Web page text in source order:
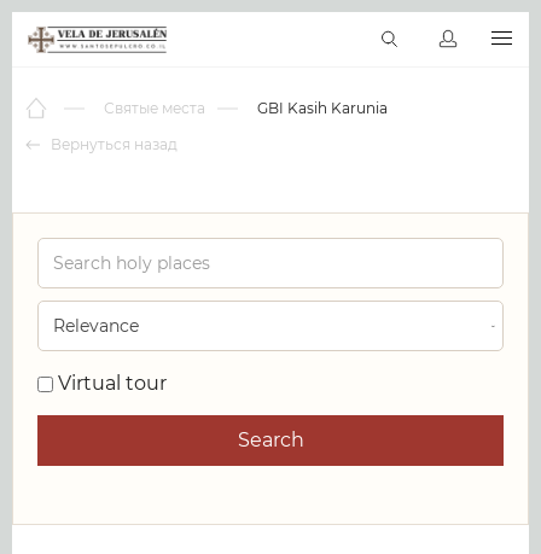
Виртуальные туры
RU
Вернуться назад
Святые места GBI Kasih Karunia
Virtual tour
Search